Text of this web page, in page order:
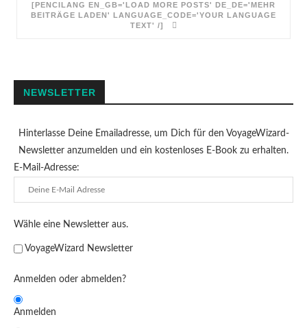
[PENCILANG EN_GB='LOAD MORE POSTS' DE_DE='MEHR
BEITRÄGE LADEN' LANGUAGE_CODE='YOUR LANGUAGE
TEXT' /]
NEWSLETTER
Hinterlasse Deine Emailadresse, um Dich für den VoyageWizard-
Newsletter anzumelden und ein kostenloses E-Book zu erhalten.
E-Mail-Adresse:
Wähle eine Newsletter aus.
VoyageWizard Newsletter
Anmelden oder abmelden?
Anmelden